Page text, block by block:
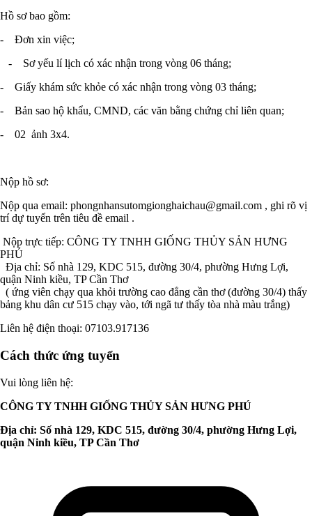
Hồ sơ bao gồm:
- Đơn xin việc;
- Sơ yếu lí lịch có xác nhận trong vòng 06 tháng;
- Giấy khám sức khỏe có xác nhận trong vòng 03 tháng;
- Bản sao hộ khẩu, CMND, các văn bằng chứng chỉ liên quan;
- 02 ảnh 3x4.
Nộp hồ sơ:
Nộp qua email: phongnhansutomgionghaichau@gmail.com , ghi rõ vị
trí dự tuyển trên tiêu đề email .
Nộp trực tiếp: CÔNG TY TNHH GIỐNG THỦY SẢN HƯNG
PHÚ
Địa chỉ: Số nhà 129, KDC 515, đường 30/4, phường Hưng Lợi,
quận Ninh kiều, TP Cần Thơ
( ứng viên chạy qua khỏi trường cao đẳng cần thơ (đường 30/4) thấy
bảng khu dân cư 515 chạy vào, tới ngã tư thấy tòa nhà màu trắng)
Liên hệ điện thoại: 07103.917136
Cách thức ứng tuyển
Vui lòng liên hệ:
CÔNG TY TNHH GIỐNG THỦY SẢN HƯNG PHÚ
Địa chỉ: Số nhà 129, KDC 515, đường 30/4, phường Hưng Lợi,
quận Ninh kiều, TP Cần Thơ